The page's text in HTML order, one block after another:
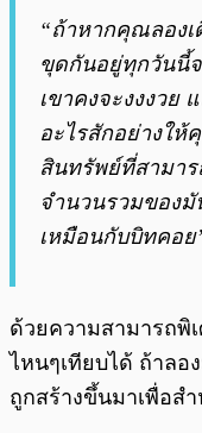
“ถ้าหากคุณลองเ
ขุดกันอยู่ทุกวันนี้
เขาคงจะงงงวย
อะไรสักอย่างให้
สินทรัพย์ที่สามาร
จำนวนรวมของ
เหมือนกับบิทคอย
ด้วยความสามารถพิ
ไหนๆเทียบได้ ถ้าล
ถูกสร้างขึ้นมาเพื่อส